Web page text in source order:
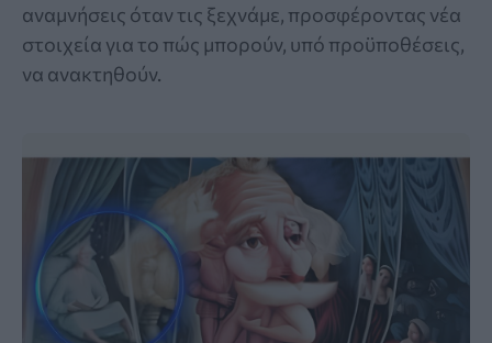
αναμνήσεις όταν τις ξεχνάμε, προσφέροντας νέα
στοιχεία για το πώς μπορούν, υπό προϋποθέσεις,
να ανακτηθούν.